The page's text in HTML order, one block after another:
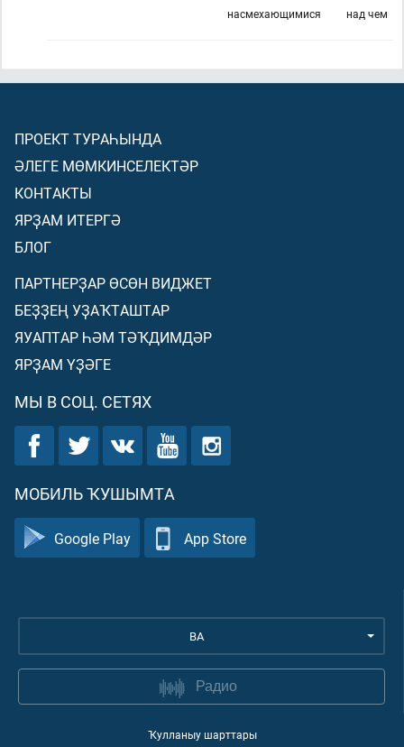
над чем
насмехающимися
ПРОЕКТ ТУРАҺЫНДА
ӘЛЕГЕ МӨМКИНСЕЛЕКТӘР
КОНТАКТЫ
ЯРҘАМ ИТЕРГӘ
БЛОГ
ПАРТНЕРҘАР ӨСӨН ВИДЖЕТ
БЕҘҘЕҢ УҘАҠТАШТАР
ЯУАПТАР ҺӘМ ТӘҠДИМДӘР
ЯРҘАМ ҮҘӘГЕ
МЫ В СОЦ. СЕТЯХ
МОБИЛЬ ҠУШЫМТА
Google Play App Store
BA
Радио
Ҡулланыу шарттары